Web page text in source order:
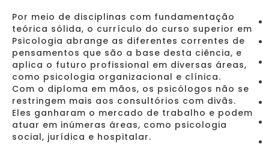
Por meio de disciplinas com fundamentação
teórica sólida, o currículo do curso superior em
Psicologia abrange as diferentes correntes de
pensamentos que são a base desta ciência, e
aplica o futuro profissional em diversas áreas,
como psicologia organizacional e clínica.
Com o diploma em mãos, os psicólogos não se
restringem mais aos consultórios com divãs.
Eles ganharam o mercado de trabalho e podem
atuar em inúmeras áreas, como psicologia
social, jurídica e hospitalar.